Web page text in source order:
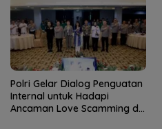
Polri Gelar Dialog Penguatan
Internal untuk Hadapi
Ancaman Love Scamming di